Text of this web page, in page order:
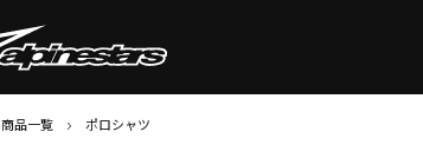
商品一覧 ポロシャツ